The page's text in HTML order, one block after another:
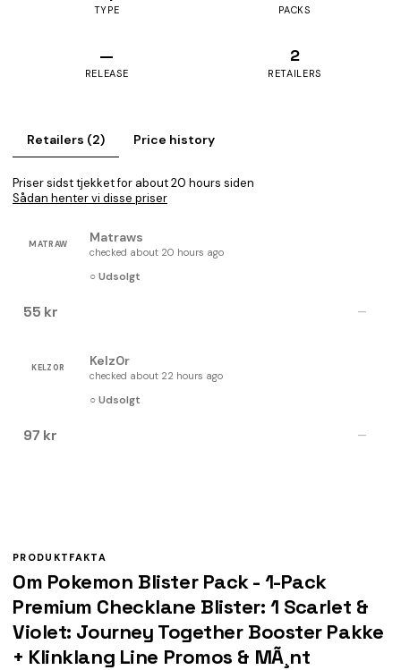
TYPE PACKS
—
RELEASE
2
RETAILERS
Retailers (2) Price history
Priser sidst tjekket for about 20 hours siden
Sådan henter vi disse priser
MATRAW Matraws
checked about 20 hours ago
○ Udsolgt
55 kr —
KELZ0R Kelz0r
checked about 22 hours ago
○ Udsolgt
97 kr —
PRODUKTFAKTA
Om Pokemon Blister Pack - 1-Pack
Premium Checklane Blister: 1 Scarlet &
Violet: Journey Together Booster Pakke
+ Klinklang Line Promos & MÃ¸nt